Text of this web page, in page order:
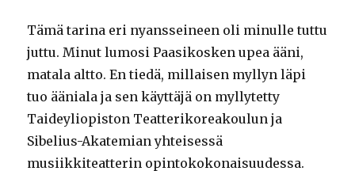
Tämä tarina eri nyansseineen oli minulle tuttu
juttu. Minut lumosi Paasikosken upea ääni,
matala altto. En tiedä, millaisen myllyn läpi
tuo ääniala ja sen käyttäjä on myllytetty
Taideyliopiston Teatterikoreakoulun ja
Sibelius-Akatemian yhteisessä
musiikkiteatterin opintokokonaisuudessa.